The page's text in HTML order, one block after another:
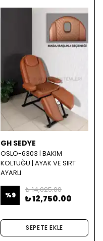
GH SEDYE
OSLO-6303 | BAKIM
KOLTUĞU | AYAK VE SIRT
AYARLI
%9
₺ 14,025.00
₺ 12,750.00
SEPETE EKLE